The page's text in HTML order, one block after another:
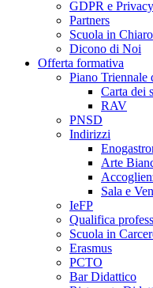
GDPR e Privacy
Partners
Scuola in Chiaro
Dicono di Noi
Offerta formativa
Piano Triennale
Carta dei
RAV
PNSD
Indirizzi
Arte
Sala e
IeFP
Qualifica
Scuola in
Erasmus
PCTO
Bar Didattico